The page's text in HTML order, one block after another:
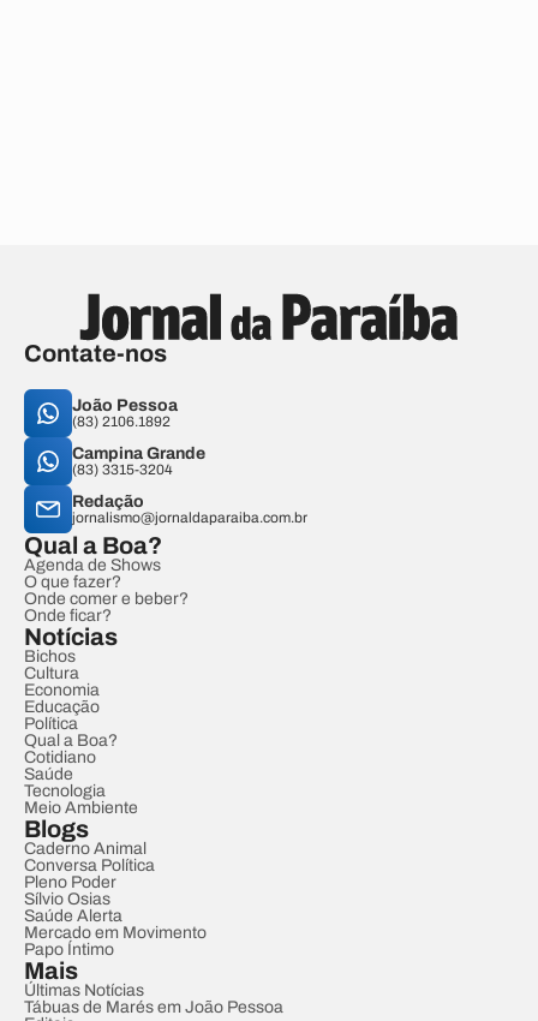
Contate-nos
João Pessoa
(83) 2106.1892
Campina Grande
(83) 3315-3204
Redação
jornalismo@jornaldaparaiba.com.br
Qual a Boa?
Agenda de Shows
O que fazer?
Onde comer e beber?
Onde ficar?
Notícias
Bichos
Cultura
Economia
Educação
Política
Qual a Boa?
Cotidiano
Saúde
Tecnologia
Meio Ambiente
Blogs
Caderno Animal
Conversa Política
Pleno Poder
Sílvio Osias
Saúde Alerta
Mercado em Movimento
Papo Íntimo
Mais
Últimas Notícias
Tábuas de Marés em João Pessoa